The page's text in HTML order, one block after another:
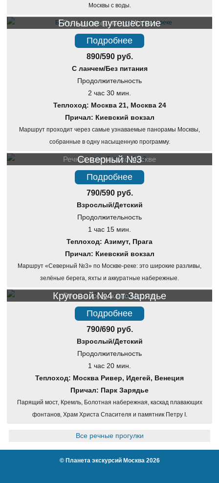
Москвы с воды.
Речная прогулка по Москве
Большое путешествие
Подробнее
890/590 руб.
С ланчем/Без питания
Продолжительность
2 час 30 мин.
Теплоход: Москва 21, Москва 24
Причал: Киевский вокзал
Маршрут проходит через самые узнаваемые панорамы Москвы,
собранные в одну насыщенную программу.
Речная прогулка по Москве
Северный №3
Подробнее
790/590 руб.
Взрослый/Детский
Продолжительность
1 час 15 мин.
Теплоход: Азимут, Прага
Причал: Киевский вокзал
Маршрут «Северный №3» по Москве-реке: это широкие разливы,
зелёные берега, яхты и аккуратные набережные.
Речная прогулка по Москве
Круговой №4 от Зарядье
Подробнее
790/690 руб.
Взрослый/Детский
Продолжительность
1 час 20 мин.
Теплоход: Москва Ривер, Идегей, Венеция
Причал: Парк Зарядье
Парящий мост, Кремль, Болотная набережная, каскад плавающих
фонтанов, Храм Христа Спасителя и памятник Петру I.
Все речные прогулки
© Планета экскурсий Москва2026